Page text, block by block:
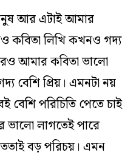
আরএটাইআমার
কবিতালিখিকখনও গদ্য
আমারকবিতাভালো
বেশিপ্রিয়। এমনটানয়
বেশিপরিচিতিপেতেচাই
ভালোলাগতেইপারে
বড়পরিচয়। এমন